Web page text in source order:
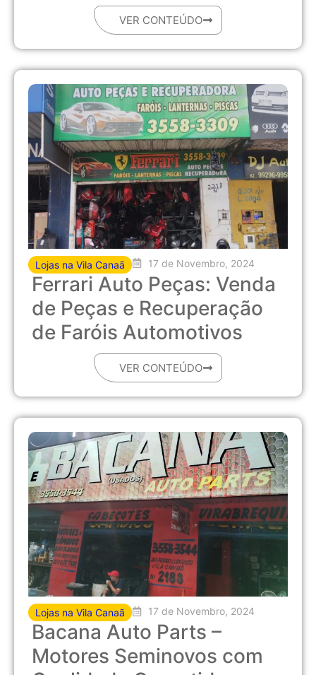
VER CONTEÚDO
Lojas na Vila Canaã 17 de Novembro, 2024
Ferrari Auto Peças: Venda
de Peças e Recuperação
de Faróis Automotivos
VER CONTEÚDO
Lojas na Vila Canaã 17 de Novembro, 2024
Bacana Auto Parts –
Motores Seminovos com